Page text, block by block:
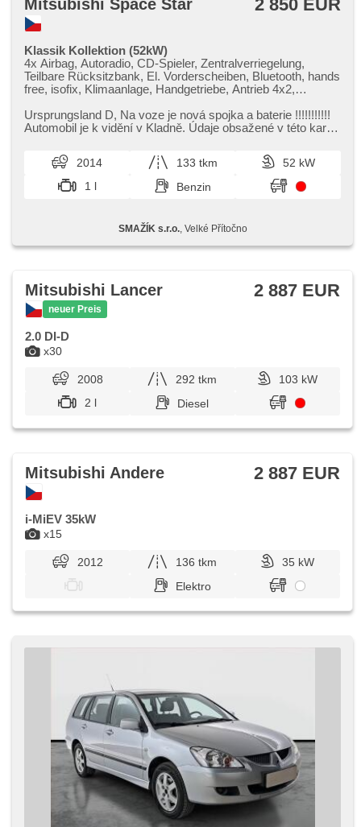
Mitsubishi Space Star 2 850 EUR
Klassik Kollektion (52kW)
4x Airbag, Autoradio, CD-Spieler, Zentralverriegelung,
Teilbare Rücksitzbank, El. Vorderscheiben, Bluetooth, hands
free, isofix, Klimaanlage, Handgetriebe, Antrieb 4x2,
Ursprungsland D,​ Na voze je nová spojka a baterie !!!!!!!!!!!
Automobil je k vidění v Kladně. Údaje obsažené v této kartě
2014 133 tkm
52 kW
1 l
Benzin
SMAŽÍK s.r.o., Velké Přítočno
x30
Mitsubishi Lancer
neuer Preis
2 887 EUR
2.0 DI-D
2008 292 tkm
103 kW
2 l
Diesel
x15
Mitsubishi Andere 2 887 EUR
i-MiEV 35kW
2012 136 tkm
35 kW
Elektro